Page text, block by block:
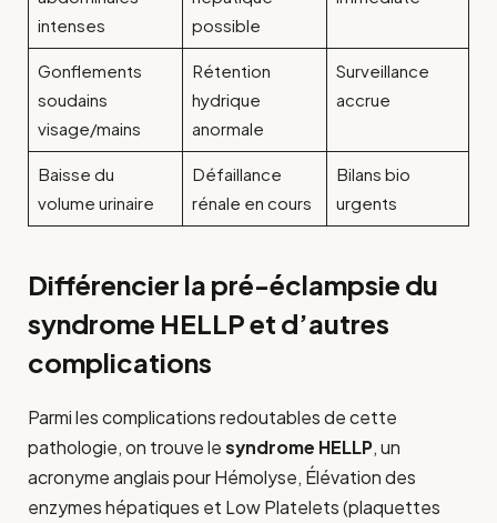
intenses
possible
Gonflements
soudains
visage/mains
Rétention
hydrique
anormale
Surveillance
accrue
Baisse du
volume urinaire
Défaillance
rénale en cours
Bilans bio
urgents
Différencier la pré-éclampsie du
syndrome HELLP et d’autres
complications
Parmi les complications redoutables de cette
pathologie, on trouve lesyndrome HELLP, un
acronyme anglais pour Hémolyse, Élévation des
enzymes hépatiques et Low Platelets (plaquettes